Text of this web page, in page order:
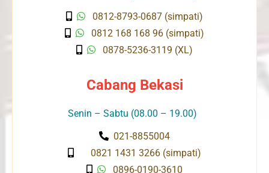
0812-8793-0687 (simpati)
0812 168 168 96 (simpati)
0878-5236-3119 (XL)
Cabang Bekasi
Senin – Sabtu (08.00 – 19.00)
021-8855004
0821 1431 3266 (simpati)
0896-0190-3610